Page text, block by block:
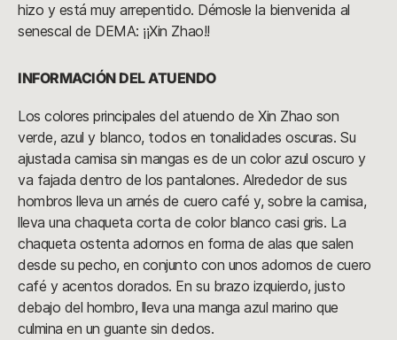
hizo y está muy arrepentido. Démosle la bienvenida al
senescal de DEMA: ¡¡Xin Zhao!!
INFORMACIÓN DEL ATUENDO
Los colores principales del atuendo de Xin Zhao son
verde, azul y blanco, todos en tonalidades oscuras. Su
ajustada camisa sin mangas es de un color azul oscuro y
va fajada dentro de los pantalones. Alrededor de sus
hombros lleva un arnés de cuero café y, sobre la camisa,
lleva una chaqueta corta de color blanco casi gris. La
chaqueta ostenta adornos en forma de alas que salen
desde su pecho, en conjunto con unos adornos de cuero
café y acentos dorados. En su brazo izquierdo, justo
debajo del hombro, lleva una manga azul marino que
culmina en un guante sin dedos.